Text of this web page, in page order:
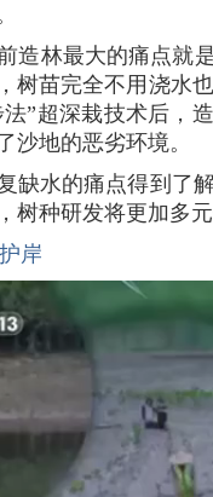
造林最大的痛点就
树苗完全不用浇水
”超深栽技术后，
沙地的恶劣环境。
缺水的痛点得到了
树种研发将更加多元
岸